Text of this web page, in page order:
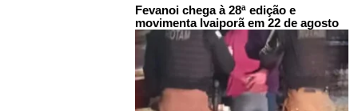
Fevanoi chega à 28ª edição e
movimenta Ivaiporã em 22 de agosto